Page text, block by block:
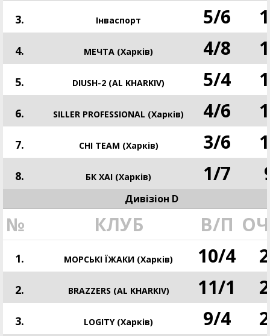
3. Інваспорт 5/6
4. МЕЧТА (Харків) 4/8
5. DIUSH-2 (AL KHARKIV) 5/4
6. SILLER PROFESSIONAL (Харків) 4/6
7. CHI TEAM (Харків) 3/6
8. БК ХАІ (Харків) 1/7
Дивізіон D
№ КЛУБ В/П
1. МОРСЬКІ ЇЖАКИ (Харків) 10/4
2. BRAZZERS (AL KHARKIV) 11/1
3. LOGITY (Харків) 9/4